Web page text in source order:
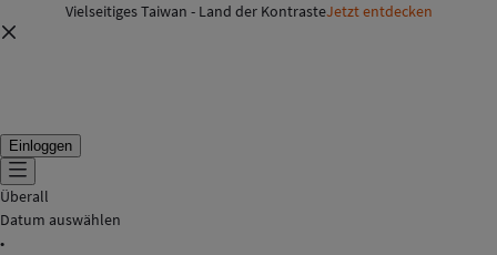
Vielseitiges Taiwan - Land der KontrasteJetzt entdecken
Einloggen
Überall
Datum auswählen
•